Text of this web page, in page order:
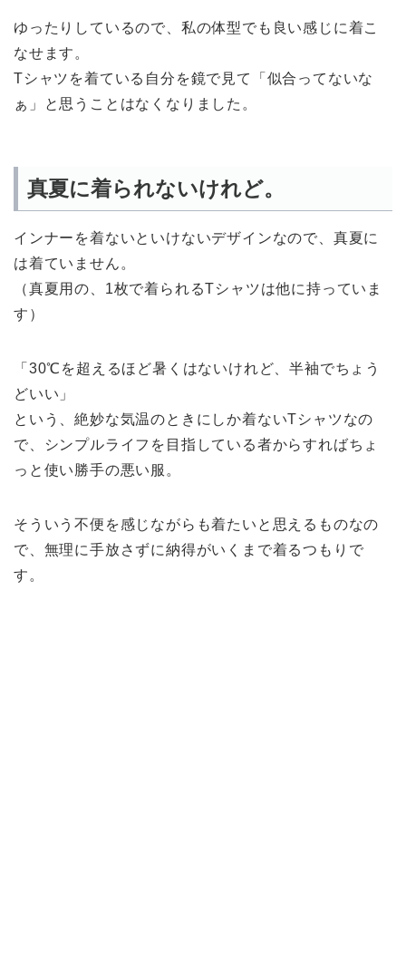
ゆったりしているので、私の体型でも良い感じに着こ
なせます。
Tシャツを着ている自分を鏡で見て「似合ってないな
ぁ」と思うことはなくなりました。
真夏に着られないけれど。
インナーを着ないといけないデザインなので、真夏に
は着ていません。
（真夏用の、1枚で着られるTシャツは他に持っていま
す）
「30℃を超えるほど暑くはないけれど、半袖でちょう
どいい」
という、絶妙な気温のときにしか着ないTシャツなの
で、シンプルライフを目指している者からすればちょ
っと使い勝手の悪い服。
そういう不便を感じながらも着たいと思えるものなの
で、無理に手放さずに納得がいくまで着るつもりで
す。